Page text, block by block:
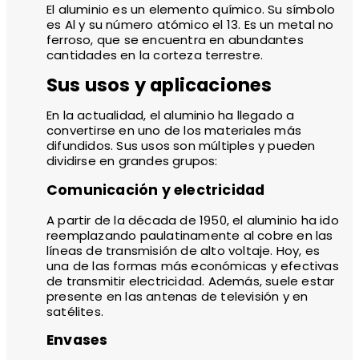
El aluminio es un elemento químico. Su símbolo
es Al y su número atómico el 13. Es un metal no
ferroso, que se encuentra en abundantes
cantidades en la corteza terrestre.
Sus usos y aplicaciones
En la actualidad, el aluminio ha llegado a
convertirse en uno de los materiales más
difundidos. Sus usos son múltiples y pueden
dividirse en grandes grupos:
Comunicación y electricidad
A partir de la década de 1950, el aluminio ha ido
reemplazando paulatinamente al cobre en las
líneas de transmisión de alto voltaje. Hoy, es
una de las formas más económicas y efectivas
de transmitir electricidad. Además, suele estar
presente en las antenas de televisión y en
satélites.
Envases